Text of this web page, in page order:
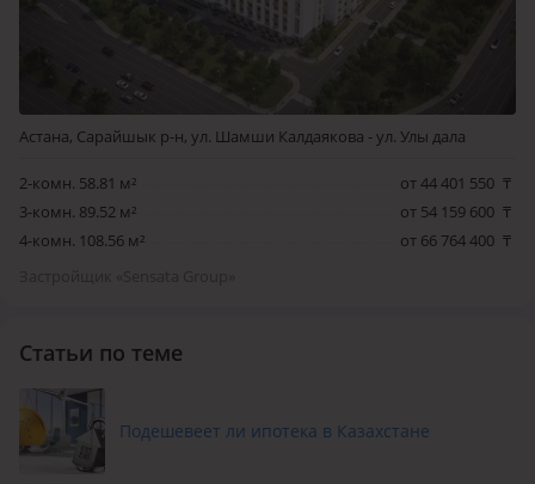
Астана, Сарайшык р-н, ул. Шамши Калдаякова - ул. Улы дала
2-комн. 58.81 м² от 44 401 550 ₸
3-комн. 89.52 м²
от 54 159 600 ₸
4-комн. 108.56 м²
от 66 764 400 ₸
Статьи по теме
Подешевеет ли ипотека в Казахстане